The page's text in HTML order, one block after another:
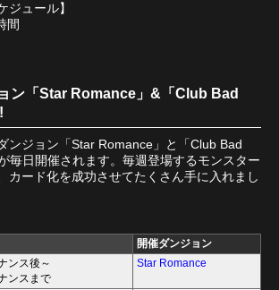
ジュール】
間
ン「Star Romance」&「Club Bad
ンジョン「Star Romance」と「Club Bad
毎日開催されます。毎週登場するモンスター
カード化を成功させてたくさん手に入れまし
開催ダンジョン
ンス後～
ンスまで
Star Romance